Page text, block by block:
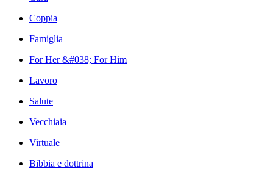
Coppia
Famiglia
For Her &#038; For Him
Lavoro
Salute
Vecchiaia
Virtuale
Bibbia e dottrina